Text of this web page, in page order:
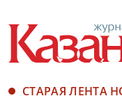
СТАРАЯ ЛЕНТА